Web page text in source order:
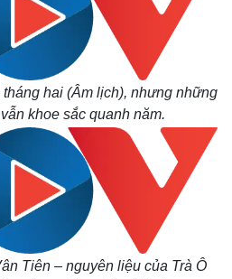
Thị trường
Giá vàng
Tiêu dùng
Tỷ giá
Chứng khoán
Giá cà phê
hai (Âm lịch), nhưng những
khoe sắc quanh năm.
Tiên – nguyên liệu của Trà Ô